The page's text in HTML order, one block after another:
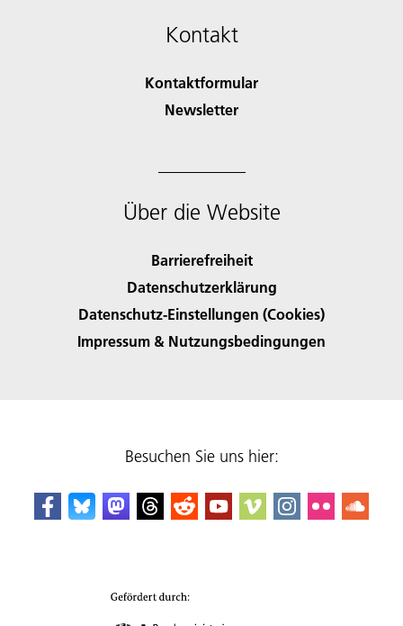
Kontakt
Kontaktformular
Newsletter
Über die Website
Barrierefreiheit
Datenschutzerklärung
Datenschutz-Einstellungen (Cookies)
Impressum & Nutzungsbedingungen
Besuchen Sie uns hier: